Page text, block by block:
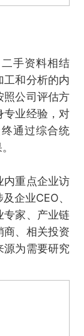
手资料相结
工和分析的内
照公司评估方
专业经验，对
通过综合统
内重点企业访
企业CEO、
专家、产业链
商、相关投资
源为需要研究